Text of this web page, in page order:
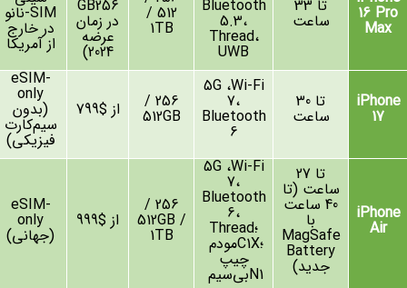
16 Pro
Max
تا 33
ساعت
Bluetooth
5.3،
Thread،
UWB
512 /
1TB
256
GB
در زمان
عرضه
2024
)
نانو-SIM
در خارج
از آمریکا
iPhone
17
تا 30
ساعت
5G،Wi-Fi
7،
Bluetooth
6
256 /
512GB از $799
eSIM-
only
(بدون
سیم‌کارت
فیزیکی)
iPhone
Air
تا 27
ساعت(تا
40 ساعت
با
MagSafe
Battery
جدید)
5G،Wi-Fi
7،
Bluetooth
6،
Thread؛
مودمC1X؛
چیپ
بی‌سیمN1
256 /
512GB /
1TB
از $999
eSIM-
only
(جهانی)